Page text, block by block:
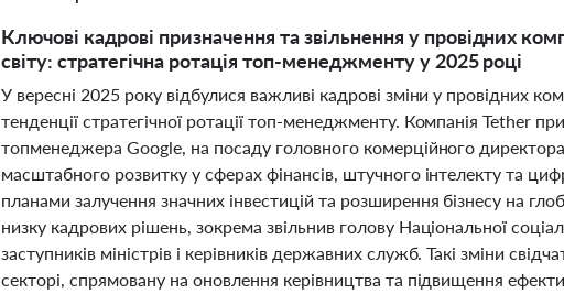
Ключові кадрові призначення та звільнення у провідних
світу: стратегічна ротація топ-менеджменту у 2025 році
У вересні 2025 року відбулися важливі кадрові зміни у провідних
тенденції стратегічної ротації топ-менеджменту. Компанія Tether
топменеджера Google, на посаду головного комерційного
масштабного розвитку у сферах фінансів, штучного інтелекту та
планами залучення значних інвестицій та розширення бізнесу на
низку кадрових рішень, зокрема звільнив голову Національної
заступників міністрів і керівників державних служб. Такі зміни
секторі, спрямовану на оновлення керівництва та підвищення